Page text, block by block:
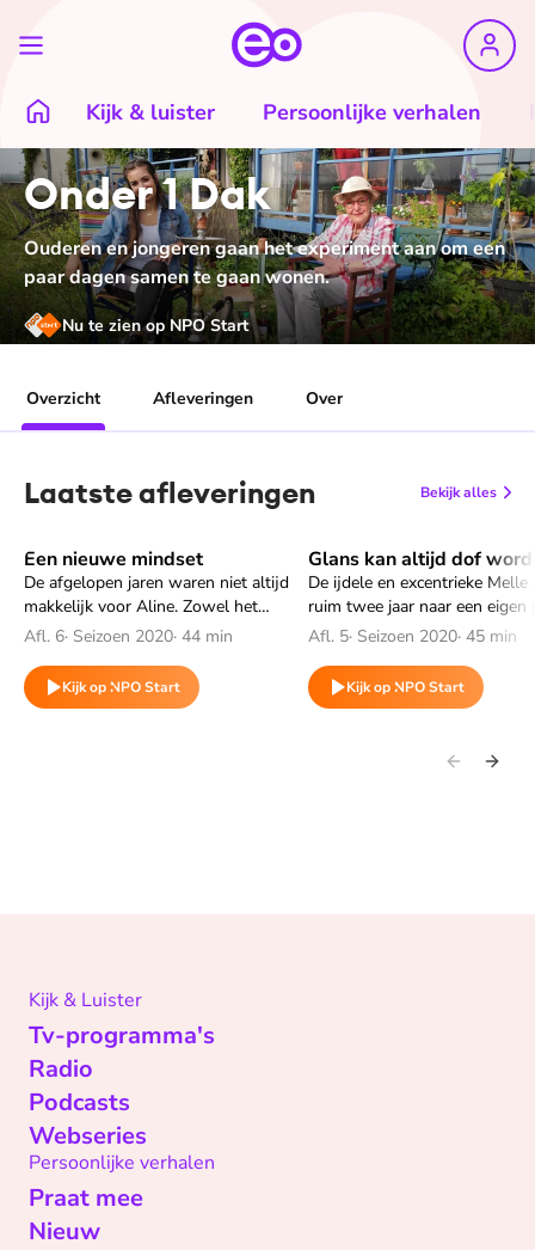
Kijk & luister Persoonlijke verhalen
Onder 1 Dak
Ouderen en jongeren gaan het experiment aan om een
paar dagen samen te gaan wonen.
Nu te zien op NPO Start
Overzicht Afleveringen Over
Laatste afleveringen Bekijk alles
Een nieuwe mindset
De afgelopen jaren waren niet altijd
makkelijk voor Aline. Zowel het
schoolwerk als de sociale druk viel
en wil ze graag het ouderlijk huis
verlaten.
Afl. 6· Seizoen 2020· 44 min
Kijk op NPO Start
Speel "Een nieuwe mindset" af Glans kan altijd dof
De ijdele en excentrieke Melle
ruim twee jaar naar een eigen
woont hij nog bij zijn ouders
per direct naar Amsterdam.
Afl. 5· Seizoen 2020· 45 min
Kijk op NPO Start
Speel "Glans kan altijd
Kijk & Luister
Tv-programma's
Radio
Podcasts
Webseries
Persoonlijke verhalen
Praat mee
Nieuw